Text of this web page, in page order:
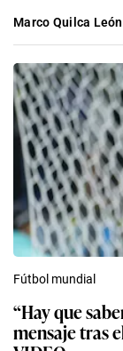
Marco Quilca León
Fútbol mundial
“Hay que
mensaje tras